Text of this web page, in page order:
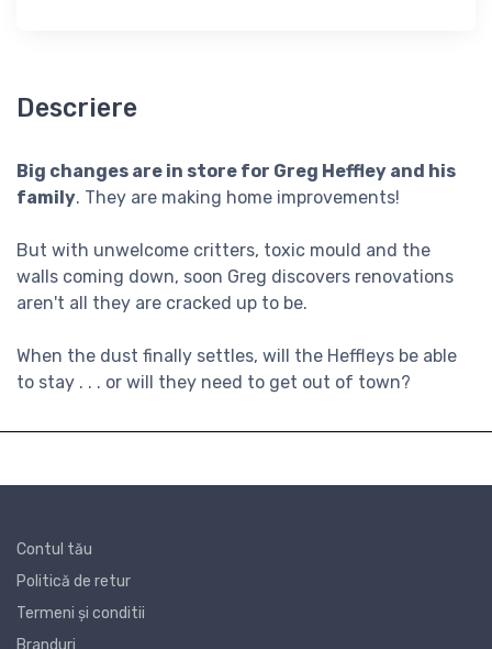
Descriere
Big changes are in store for Greg Heffley and his
family. They are making home improvements!
But with unwelcome critters, toxic mould and the
walls coming down, soon Greg discovers renovations
aren't all they are cracked up to be.
When the dust finally settles, will the Heffleys be able
to stay . . . or will they need to get out of town?
Contul tău
Politică de retur
Termeni și conditii
Branduri